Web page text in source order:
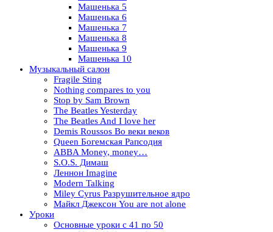
Машенька 5
Машенька 6
Машенька 7
Машенька 8
Машенька 9
Машенька 10
Музыкальный салон
Fragile Sting
Nothing compares to you
Stop by Sam Brown
The Beatles Yesterday
The Beatles And I love her
Demis Roussos Во веки веков
Queen Богемская Рапсодия
ABBA Money, money…
S.O.S. Димаш
Леннон Imagine
Modern Talking
Miley Cyrus Разрушительное ядро
Майкл Джексон You are not alone
Уроки
Основные уроки с 41 по 50